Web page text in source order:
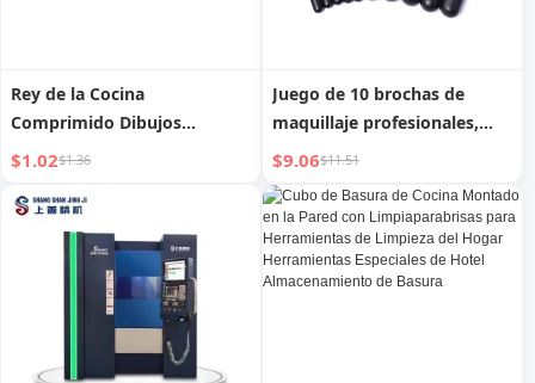
Rey de la Cocina
Comprimido Dibujos
Animados Fabulosas
de Ollas Esponja
Limpiaparabrisas
$1.02$1.36
Juego de 10 brochas de
maquillaje profesionales,
herramientas de belleza
$9.06$11.51